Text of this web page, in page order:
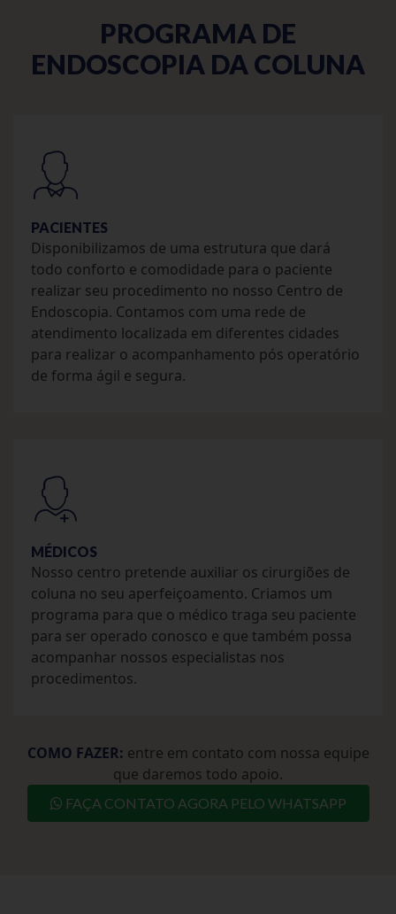
PROGRAMA DE
ENDOSCOPIA DA COLUNA
PACIENTES
Disponibilizamos de uma estrutura que dará
todo conforto e comodidade para o paciente
realizar seu procedimento no nosso Centro de
Endoscopia. Contamos com uma rede de
atendimento localizada em diferentes cidades
para realizar o acompanhamento pós operatório
de forma ágil e segura.
MÉDICOS
Nosso centro pretende auxiliar os cirurgiões de
coluna no seu aperfeiçoamento. Criamos um
programa para que o médico traga seu paciente
para ser operado conosco e que também possa
acompanhar nossos especialistas nos
procedimentos.
COMO FAZER: entre em contato com nossa equipe
que daremos todo apoio.
FAÇA CONTATO AGORA PELO WHATSAPP